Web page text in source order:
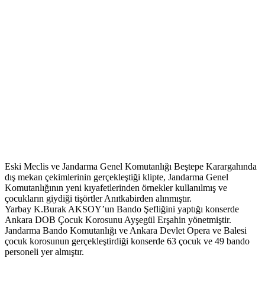
Eski Meclis ve Jandarma Genel Komutanlığı Beştepe Karargahında
dış mekan çekimlerinin gerçekleştiği klipte, Jandarma Genel
Komutanlığının yeni kıyafetlerinden örnekler kullanılmış ve
çocukların giydiği tişörtler Anıtkabirden alınmıştır.
Yarbay K.Burak AKSOY’un Bando Şefliğini yaptığı konserde
Ankara DOB Çocuk Korosunu Ayşegül Erşahin yönetmiştir.
Jandarma Bando Komutanlığı ve Ankara Devlet Opera ve Balesi
çocuk korosunun gerçekleştirdiği konserde 63 çocuk ve 49 bando
personeli yer almıştır.